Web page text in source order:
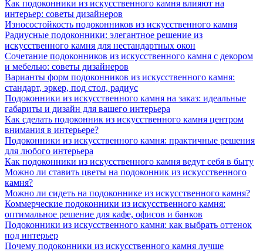
Как подоконники из искусственного камня влияют на
интерьер: советы дизайнеров
Износостойкость подоконников из искусственного камня
Радиусные подоконники: элегантное решение из
искусственного камня для нестандартных окон
Сочетание подоконников из искусственного камня с декором
и мебелью: советы дизайнеров
Варианты форм подоконников из искусственного камня:
стандарт, эркер, под стол, радиус
Подоконники из искусственного камня на заказ: идеальные
габариты и дизайн для вашего интерьера
Как сделать подоконник из искусственного камня центром
внимания в интерьере?
Подоконники из искусственного камня: практичные решения
для любого интерьера
Как подоконники из искусственного камня ведут себя в быту
Можно ли ставить цветы на подоконник из искусственного
камня?
Можно ли сидеть на подоконнике из искусственного камня?
Коммерческие подоконники из искусственного камня:
оптимальное решение для кафе, офисов и банков
Подоконники из искусственного камня: как выбрать оттенок
под интерьер
Почему подоконники из искусственного камня лучше